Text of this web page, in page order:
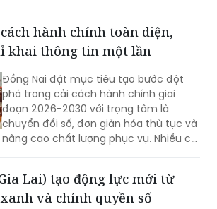
hành chính toàn diện,
khai thông tin một lần
Đồng Nai đặt mục tiêu tạo bước đột
phá trong cải cách hành chính giai
đoạn 2026-2030 với trọng tâm là
chuyển đổi số, đơn giản hóa thủ tục và
nâng cao chất lượng phục vụ. Nhiều chỉ
người dân và doanh nghiệp.
Lai) tạo động lực mới từ
và chính quyền số